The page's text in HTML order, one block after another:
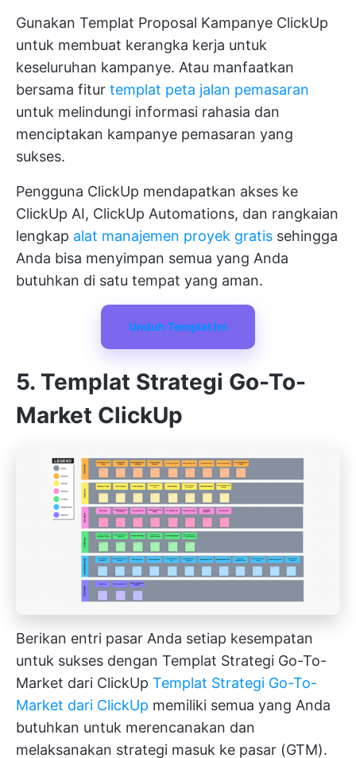
Gunakan Templat Proposal Kampanye ClickUp
untuk membuat kerangka kerja untuk
keseluruhan kampanye. Atau manfaatkan
bersama fitur templat peta jalan pemasaran
untuk melindungi informasi rahasia dan
menciptakan kampanye pemasaran yang
sukses.
Pengguna ClickUp mendapatkan akses ke
ClickUp AI, ClickUp Automations, dan rangkaian
lengkap alat manajemen proyek gratis sehingga
Anda bisa menyimpan semua yang Anda
butuhkan di satu tempat yang aman.
Unduh Templat Ini
5. Templat Strategi Go-To-
Market ClickUp
Berikan entri pasar Anda setiap kesempatan
untuk sukses dengan Templat Strategi Go-To-
Market dari ClickUp Templat Strategi Go-To-
Market dari ClickUp memiliki semua yang Anda
butuhkan untuk merencanakan dan
melaksanakan strategi masuk ke pasar (GTM).